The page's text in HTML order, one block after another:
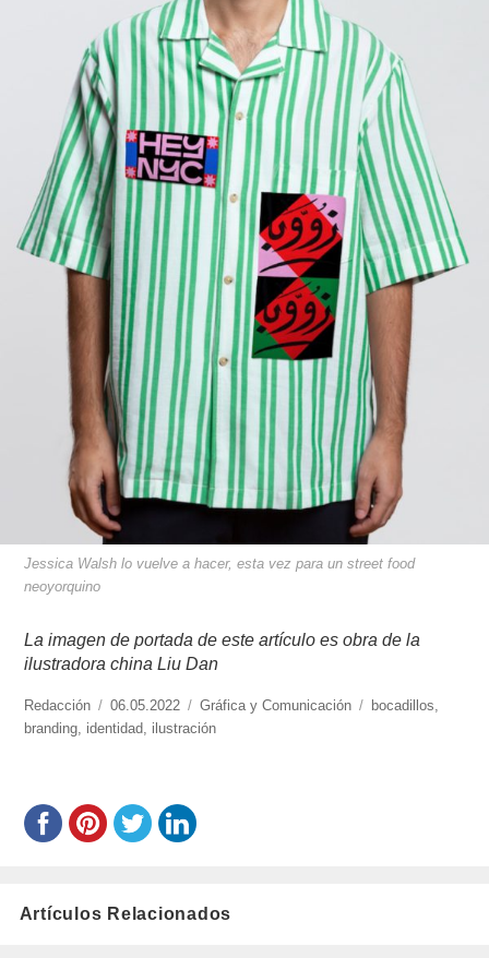
Jessica Walsh lo vuelve a hacer, esta vez para un street food
neoyorquino
La imagen de portada de este artículo es obra de la
ilustradora china Liu Dan
https://www.experimenta.es/author/redaccion/
Redacción
Publicado
el
06.05.2022 Categorías
Gráfica y Comunicación Etiquetas
bocadillos
branding identidad ilustración
Artículos Relacionados